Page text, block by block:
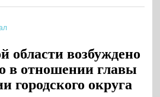
области возбуждено
в отношении главы
городского округа